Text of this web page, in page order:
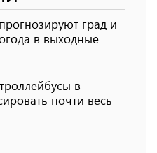
град и
в выходные
в
почти весь